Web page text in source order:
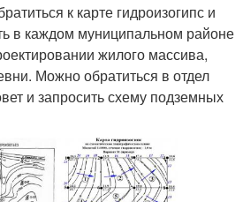
к карте гидроизогипс и
в каждом муниципальном районе
жилого массива,
Можно обратиться в отдел
и запросить схему подземных